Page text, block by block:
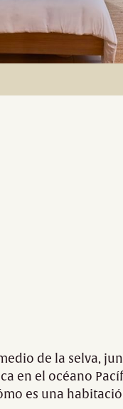
de la selva,
en el océano
es una